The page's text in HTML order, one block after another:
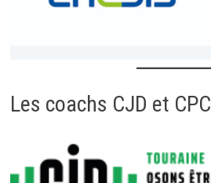
Les coachs CJD et CPC